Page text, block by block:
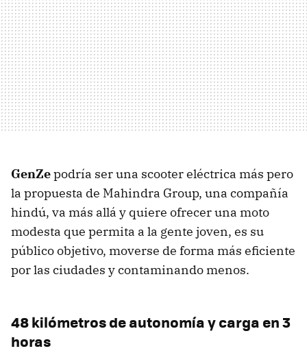
GenZepodría ser una scooter eléctrica más pero
la propuesta de Mahindra Group, una compañía
hindú, va más allá y quiere ofrecer una moto
modesta que permita a la gente joven, es su
público objetivo, moverse de forma más eficiente
por las ciudades y contaminando menos.
48 kilómetros de autonomía y carga en 3
horas